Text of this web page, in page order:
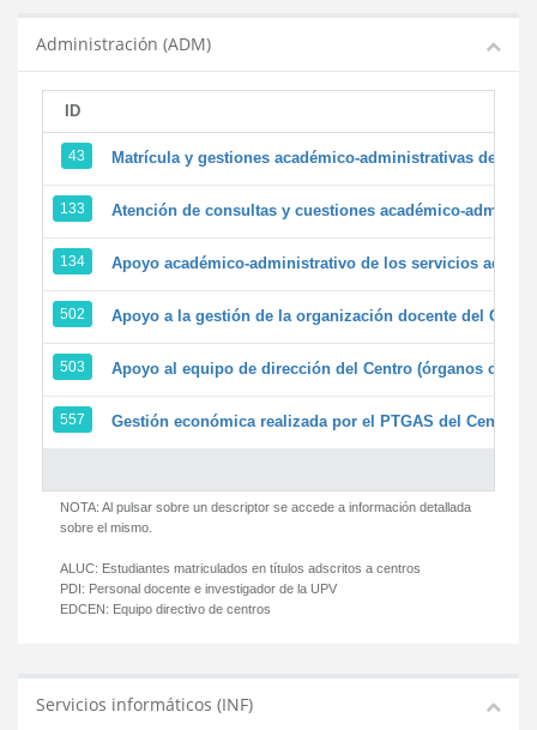
Administración (ADM)
ID
43 Matrícula y gestiones académico-administrativas de la
133 Atención de consultas y cuestiones académico-
134 Apoyo académico-administrativo de los servicios
502 Apoyo a la gestión de la organización docente del
503 Apoyo al equipo de dirección del Centro (órganos
557 Gestión económica realizada por el PTGAS del Centro
NOTA: Al pulsar sobre un descriptor se accede a información detallada
sobre el mismo.
ALUC: Estudiantes matriculados en títulos adscritos a centros
PDI: Personal docente e investigador de la UPV
EDCEN: Equipo directivo de centros
Servicios informáticos (INF)